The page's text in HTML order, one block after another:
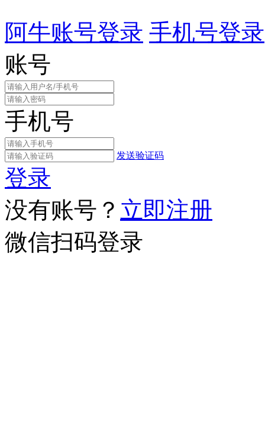
阿牛账号登录 手机号登录
账号
手机号
发送验证码
登录
没有账号？ 立即注册
微信扫码登录